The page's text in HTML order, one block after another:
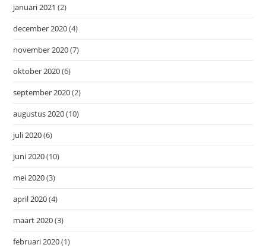
januari 2021 (2)
december 2020(4)
november 2020(7)
oktober 2020(6)
september 2020(2)
augustus 2020(10)
juli 2020(6)
juni 2020(10)
mei 2020(3)
april 2020(4)
maart 2020(3)
februari 2020(1)